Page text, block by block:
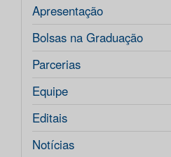
Apresentação
Bolsas na Graduação
Parcerias
Equipe
Editais
Notícias